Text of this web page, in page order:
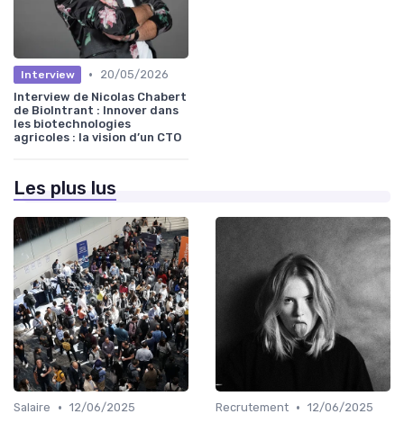
Interview •
20/05/2026
Interview de Nicolas Chabert
de BioIntrant : Innover dans
les biotechnologies
agricoles : la vision d’un CTO
Les plus lus
Salaire • 12/06/2025 Recrutement • 12/06/2025